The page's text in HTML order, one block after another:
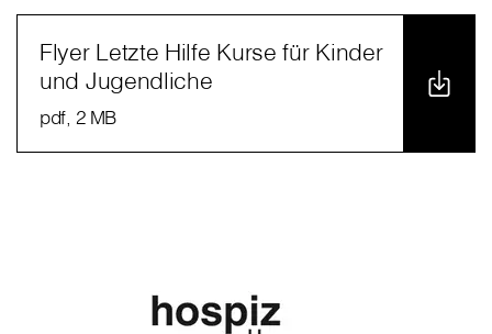
Flyer Letzte Hilfe Kurse für Kinder
und Jugendliche
pdf, 2 MB